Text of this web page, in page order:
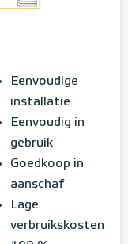
Eenvoudige
installatie
Eenvoudig in
gebruik
Goedkoop in
aanschaf
Lage
verbruikskosten